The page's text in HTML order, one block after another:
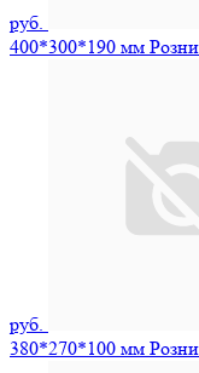
руб.
400*300*190 мм
руб.
380*270*100 мм